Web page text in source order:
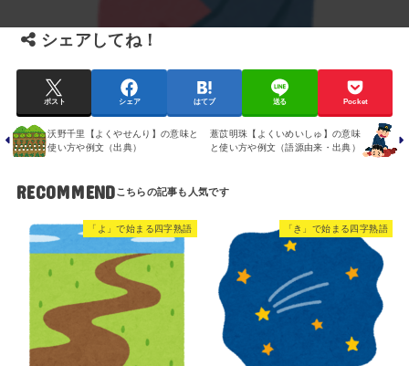
シェアしてね！
ポスト シェア はてブ 送る Pocket
沃野千里【よくやせんり】の意味と
使い方や例文（出典）
薏苡明珠【よくいめいしゅ】の意味
と使い方や例文（語源由来・出典）
RECOMMEND
「よ」で始まる四字熟語 「き」で始まる四字熟語